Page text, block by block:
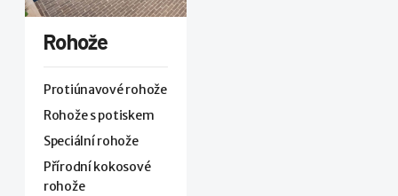
Rohože
Protiúnavové rohože
Rohože s potiskem
Speciální rohože
Přírodní kokosové
rohože